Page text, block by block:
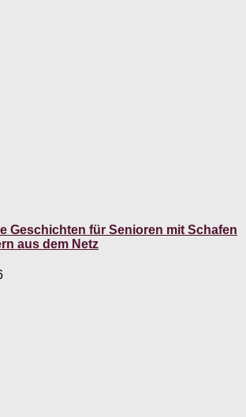
Geschichten für Senioren mit Schafen
aus dem Netz